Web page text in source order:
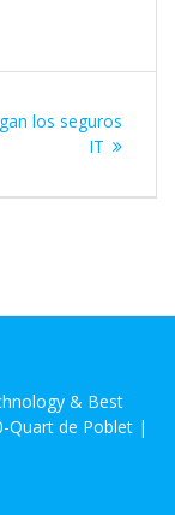
los seguros
IT
& Best
Quart de Poblet |